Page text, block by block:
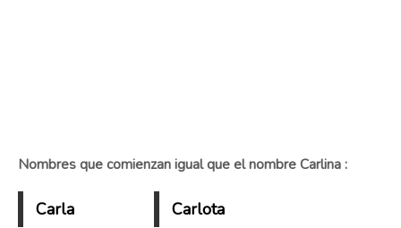
Nombres que comienzan igual que el nombre Carlina :
Carla Carlota